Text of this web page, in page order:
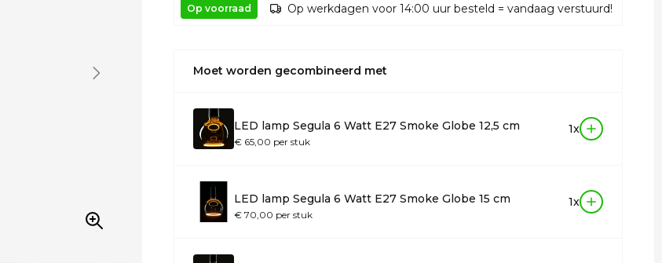
Op voorraad Op werkdagen voor 14:00 uur besteld = vandaag verstuurd!
Moet worden gecombineerd met
LED lamp Segula 6 Watt E27 Smoke Globe 12,5 cm
€ 65,00 per stuk
1x
LED lamp Segula 6 Watt E27 Smoke Globe 15 cm
€ 70,00 per stuk
1x